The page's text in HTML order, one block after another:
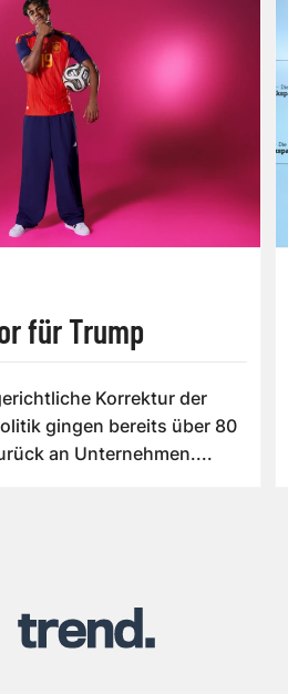
für Trump
Korrektur der
gingen bereits über 80
an Unternehmen....